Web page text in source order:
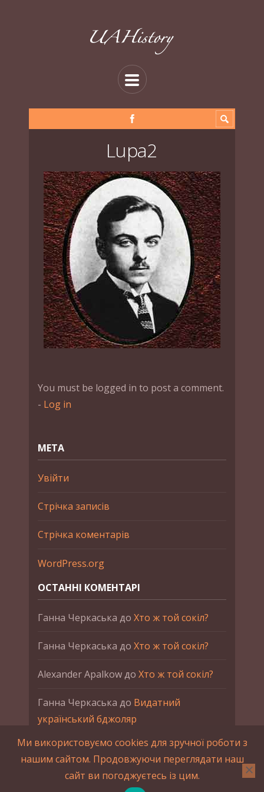
Lupa2
You must be logged in to post a comment.
- Log in
МЕТА
Увійти
Стрічка записів
Стрічка коментарів
WordPress.org
ОСТАННІ КОМЕНТАРІ
Ганна Черкаська до Хто ж той сокіл?
Ганна Черкаська до Хто ж той сокіл?
Alexander Apalkowдо Хто ж той сокіл?
Ганна Черкаська до Видатний
український бджоляр
Ганна ЧеркаськадоПетро Франко
2015-2023 © UAHistory Всі права застережено.
Ми використовуємо cookies для зручної роботи з
нашим сайтом. Продовжуючи переглядати наш
сайт ви погоджуєтесь із цим.